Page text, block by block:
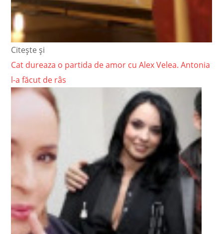
Citește și
Cat dureaza o partida de amor cu Alex Velea. Antonia
l-a făcut de râs